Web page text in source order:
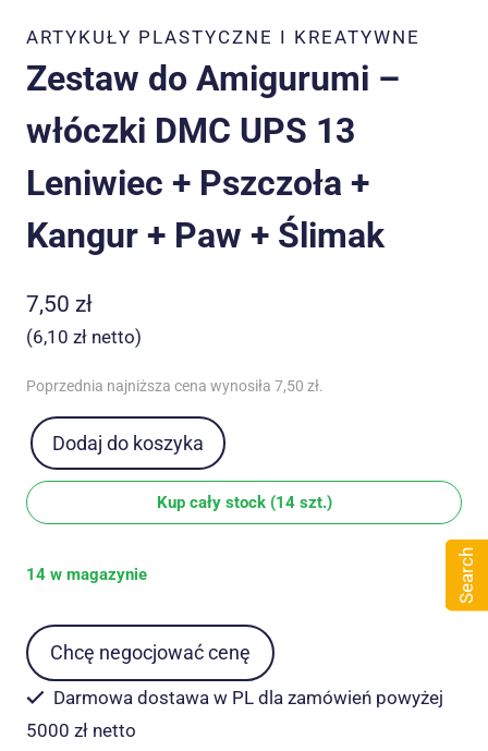
ARTYKUŁY PLASTYCZNE I KREATYWNE
Zestaw do Amigurumi –
włóczki DMC UPS 13
Leniwiec + Pszczoła +
Kangur + Paw + Ślimak
7,50 zł
(6,10 zł netto)
Poprzednia najniższa cena wynosiła 7,50 zł.
ilość
Zestaw
do
-
DMC
UPS
13
Leniwiec
Dodaj do koszyka
Kup cały stock (14 szt.)
14 w magazynie
Chcę negocjować cenę
Darmowa dostawa w PL dla zamówień powyżej
5000 zł netto
Search